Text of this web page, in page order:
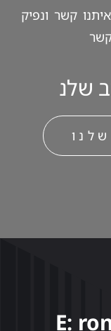
קשר ונפיק
שלנ
E: